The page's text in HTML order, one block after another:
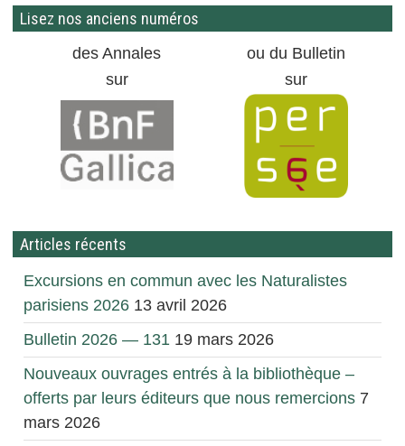
Lisez nos anciens numéros
des Annales
ou du Bulletin
sur
sur
Articles récents
Excursions en commun avec les Naturalistes
parisiens 2026 13 avril 2026
Bulletin 2026 — 131 19 mars 2026
Nouveaux ouvrages entrés à la bibliothèque –
offerts par leurs éditeurs que nous remercions 7
mars 2026